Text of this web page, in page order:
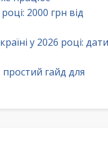
2000 грн від
у 2026 році: дати
простий гайд для